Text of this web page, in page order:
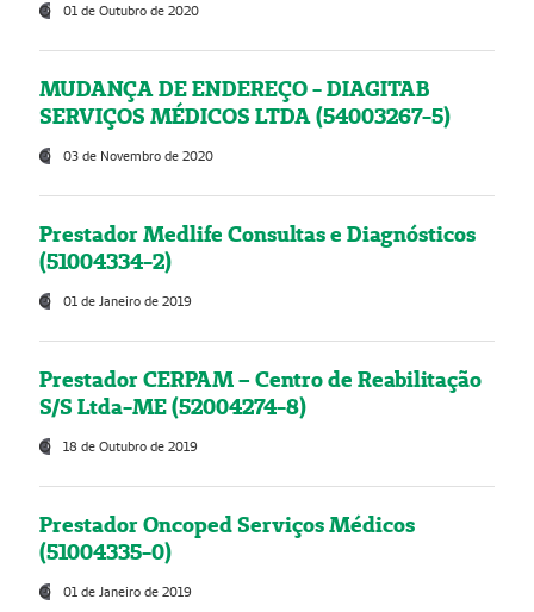
01 de Outubro de 2020
MUDANÇA DE ENDEREÇO - DIAGITAB
SERVIÇOS MÉDICOS LTDA (54003267-5)
03 de Novembro de 2020
Prestador Medlife Consultas e Diagnósticos
(51004334-2)
01 de Janeiro de 2019
Prestador CERPAM – Centro de Reabilitação
S/S Ltda-ME (52004274-8)
18 de Outubro de 2019
Prestador Oncoped Serviços Médicos
(51004335-0)
01 de Janeiro de 2019